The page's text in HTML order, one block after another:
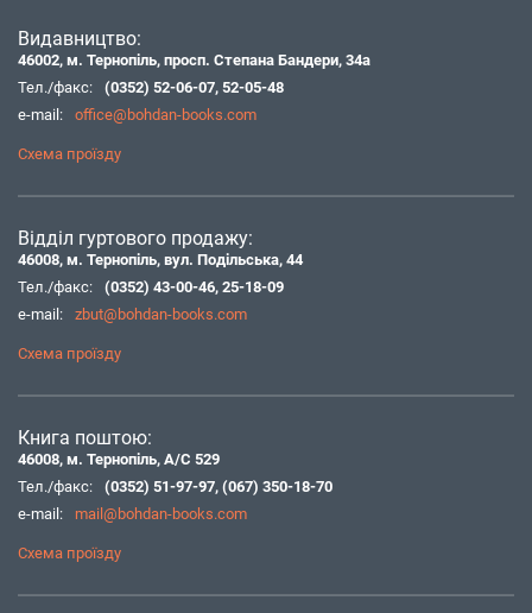
Видавництво:
46002, м. Тернопіль, просп. Степана Бандери, 34а
Тел./факс:
(0352) 52-06-07, 52-05-48
e-mail:
office@bohdan-books.com
Схема проїзду
Відділ гуртового продажу:
46008, м. Тернопіль, вул. Подільська, 44
Тел./факс:
(0352) 43-00-46, 25-18-09
e-mail:
zbut@bohdan-books.com
Схема проїзду
Книга поштою:
46008, м. Тернопіль, А/С 529
Тел./факс:
(0352) 51-97-97, (067) 350-18-70
e-mail:
mail@bohdan-books.com
Схема проїзду